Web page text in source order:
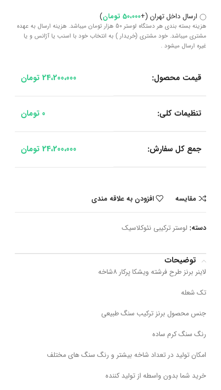
ارسال داخل تهران (
+50،000 تومان)
هزینه بسته بندی هر دستگاه لوستر 50 هزار تومان میباشد. هزینه ارسال به عهده
مشتری میباشد. خود مشتری (خریدار ) به انتخاب خود با اسنب یا آژانس و یا
غیره ارسال میشود .
قیمت محصول: 24،200،000 تومان
تنظیمات کلی: 0 تومان
جمع کل سفارش: 24،200،000 تومان
مقایسه افزودن به علاقه مندی
دسته: لوستر ترکیبی نئوکلاسیک
توضیحات
لاینر برنز طرح فرشته ویشکا پرکار ۸شاخه
تک شعله
جنس محصول برنز ترکیب سنگ طبیعی
رنگ سنگ کرم ساده
امکان تولید در تعداد شاخه بیشتر و رنگ سنگ های مختلف
خرید شما بدون واسطه از تولید کننده